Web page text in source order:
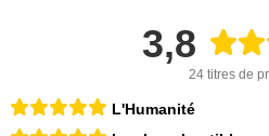
3,8
24 titres de
L'Humanité